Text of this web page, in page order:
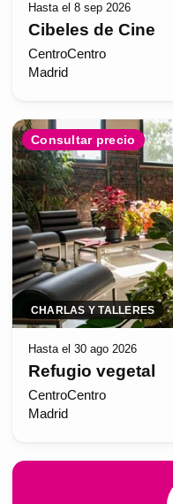
Hasta el 8 sep 2026
Cibeles de Cine
CentroCentro
Madrid
Consultar precio
CHARLAS Y TALLERES
Hasta el 30 ago 2026
Refugio vegetal
CentroCentro
Madrid